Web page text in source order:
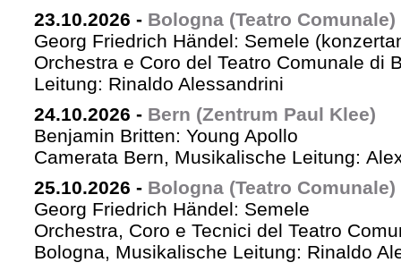
23.10.2026 - Bologna (Teatro Comunale)
Georg Friedrich Händel: Semele
Orchestra e Coro del Teatro Comunale di
Leitung: Rinaldo Alessandrini
24.10.2026 - Bern (Zentrum Paul Klee)
Benjamin Britten: Young Apollo
Camerata Bern, Musikalische Leitung:
25.10.2026 - Bologna (Teatro Comunale)
Georg Friedrich Händel: Semele
Orchestra, Coro e Tecnici del Teatro
Bologna, Musikalische Leitung: Rinaldo